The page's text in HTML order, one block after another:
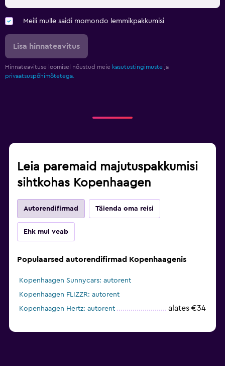
Meili mulle saidi momondo lemmikpakkumisi
Lisa hinnateavitus
Hinnateavituse loomisel nõustud meie kasutustingimuste ja
privaatsuspõhimõtetega.
Leia paremaid majutuspakkumisi
sihtkohas Kopenhaagen
Autorendifirmad Täienda oma reisi
Ehk mul veab
Populaarsed autorendifirmad Kopenhaagenis
Kopenhaagen Sunnycars: autorent
Kopenhaagen FLIZZR: autorent
Kopenhaagen Hertz: autorent
alates €34